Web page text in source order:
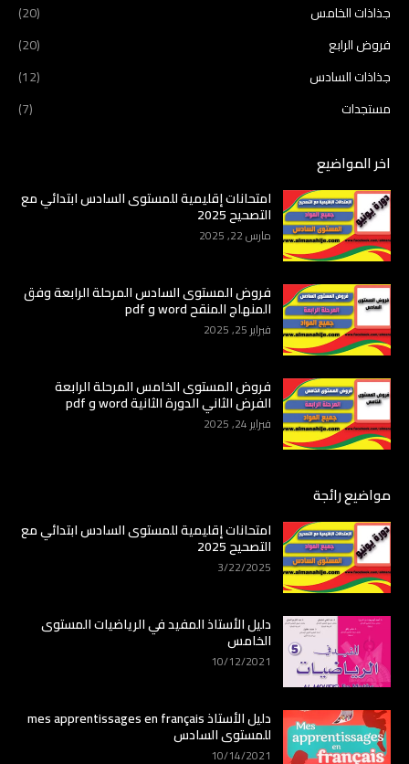
جذاذات الخامس
(20)
فروض الرابع
(20)
جذاذات السادس
(12)
مستجدات
(7)
اخر المواضيع
امتحانات إقليمية للمستوى السادس ابتدائي مع
التصحيح 2025
مارس 22, 2025
فروض المستوى السادس المرحلة الرابعة وفق
المنهاج المنقح word و pdf
فبراير 25, 2025
فروض المستوى الخامس المرحلة الرابعة
الفرض الثاني الدورة الثانية word و pdf
فبراير 24, 2025
مواضيع رائجة
امتحانات إقليمية للمستوى السادس ابتدائي مع
التصحيح 2025
3/22/2025
دليل الأستاذ المفيد في الرياضيات المستوى
الخامس
10/12/2021
دليل الأستاذ mes apprentissages en français
للمستوى السادس
10/14/2021